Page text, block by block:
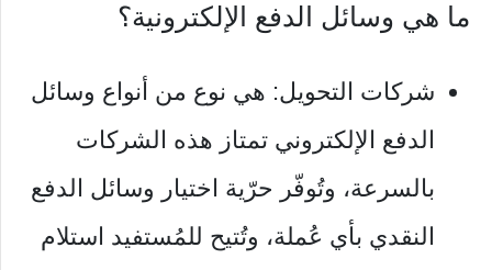
ما هي وسائل الدفع الإلكترونية؟
شركات التحويل: هي نوع من أنواع وسائل
الدفع الإلكتروني تمتاز هذه الشركات
بالسرعة، وتُوفّر حرّية اختيار وسائل الدفع
النقدي بأي عُملة، وتُتيح للمُستفيد استلام